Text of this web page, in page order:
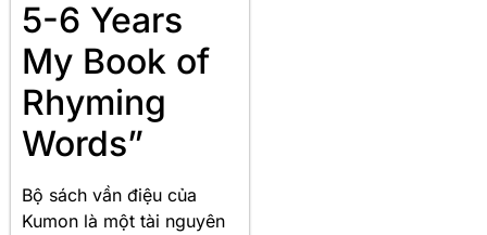
5-6 Years
My Book of
Rhyming
Words”
Bộ sách vần điệu của
Kumon là một tài nguyên